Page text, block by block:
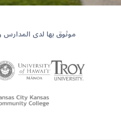
موثوق بها لدى المدارس